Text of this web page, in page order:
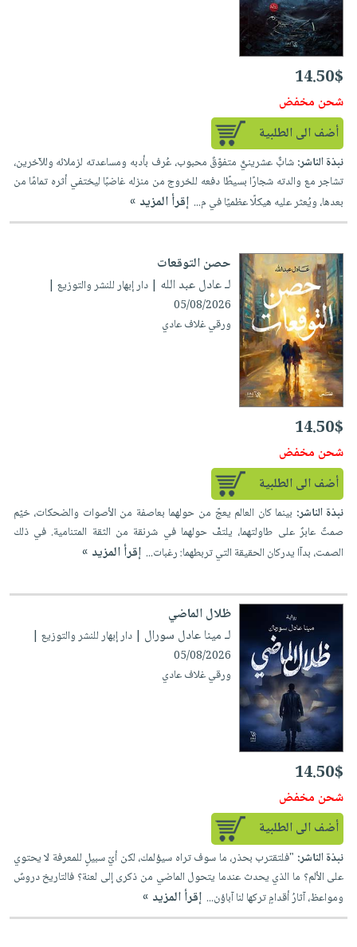
14.50$
شحن مخفض
أضف الى الطلبية
نبذة الناشر:شابٌّ عشرينيٌّ متفوّقٌ محبوب، عُرف بأدبه ومساعدته لزملائه وللآخرين،
تشاجر مع والدته شجارًا بسيطًا دفعه للخروج من منزله غاضبًا ليختفي أثره تمامًا من
بعدها، ويُعثر عليه هيكلًا عظميًا في م... إقرأ المزيد »
حصن التوقعات
لـ عادل عبد الله | دار إبهار للنشر والتوزيع |
05/08/2026
ورقي غلاف عادي
14.50$
شحن مخفض
أضف الى الطلبية
نبذة الناشر: بينما كان العالم يعجّ من حولهما بعاصفة من الأصوات والضحكات، خيّم
صمتٌ عابرٌ على طاولتهما، يلتفّ حولهما في شرنقة من الثقة المتنامية. في ذلك
الصمت، بدآا يدركان الحقيقة التي تربطهما: رغبات... إقرأ المزيد »
ظلال الماضي
لـ مينا عادل سورال | دار إبهار للنشر والتوزيع |
05/08/2026
ورقي غلاف عادي
14.50$
شحن مخفض
أضف الى الطلبية
نبذة الناشر: "فلتقترب بحذر، ما سوف تراه سيؤلمك، لكن أيّ سبيلٍ للمعرفة لا يحتوي
على الألم؟ ما الذي يحدث عندما يتحول الماضي من ذكرى إلى لعنة؟ فالتاريخ دروسٌ
ومواعظ، آثارُ أقدامٍ تركها لنا آباؤن... إقرأ المزيد »